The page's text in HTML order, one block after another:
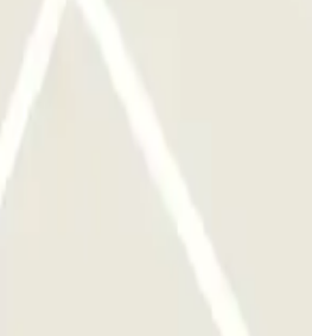
a Telecontrol 24 horas: